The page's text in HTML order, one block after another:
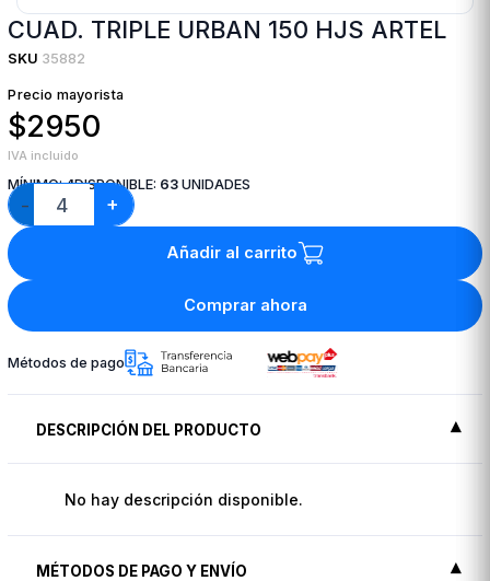
CUAD. TRIPLE URBAN 150 HJS ARTEL
SKU 35882
Precio mayorista
$2950
IVA incluido
MÍNIMO:4DISPONIBLE: 63 UNIDADES
− +
Añadir al carrito
Comprar ahora
Métodos de pago
DESCRIPCIÓN DEL PRODUCTO
No hay descripción disponible.
MÉTODOS DE PAGO Y ENVÍO